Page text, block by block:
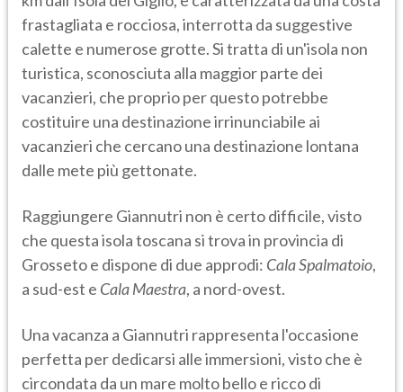
frastagliata e rocciosa, interrotta da suggestive
calette e numerose grotte. Si tratta di un'isola non
turistica, sconosciuta alla maggior parte dei
vacanzieri, che proprio per questo potrebbe
costituire una destinazione irrinunciabile ai
vacanzieri che cercano una destinazione lontana
dalle mete più gettonate.
Raggiungere Giannutri non è certo difficile, visto
che questa isola toscana si trova in provincia di
Grosseto e dispone di due approdi: Cala Spalmatoio,
a sud-est e Cala Maestra, a nord-ovest.
Una vacanza a Giannutri rappresenta l'occasione
perfetta per dedicarsi alle immersioni, visto che è
circondata da un mare molto bello e ricco di